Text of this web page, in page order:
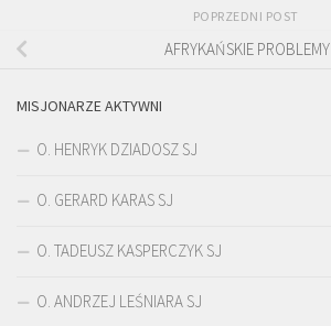
POPRZEDNI POST
AFRYKAŃSKIE PROBLEMY
MISJONARZE AKTYWNI
O. HENRYK DZIADOSZ SJ
O. GERARD KARAS SJ
O. TADEUSZ KASPERCZYK SJ
O. ANDRZEJ LEŚNIARA SJ